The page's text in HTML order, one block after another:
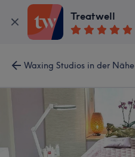
Treatwell
Waxing Studios in der Nähe